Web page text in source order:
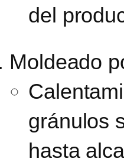
del
Moldeado
gránulos
hasta